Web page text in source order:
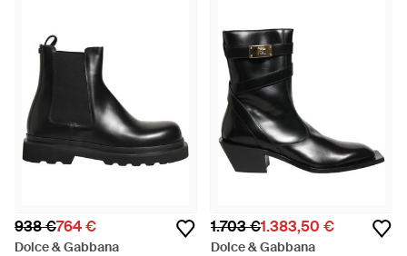
938 €764 €
Dolce & Gabbana
1.703 €1.383,50 €
Dolce & Gabbana